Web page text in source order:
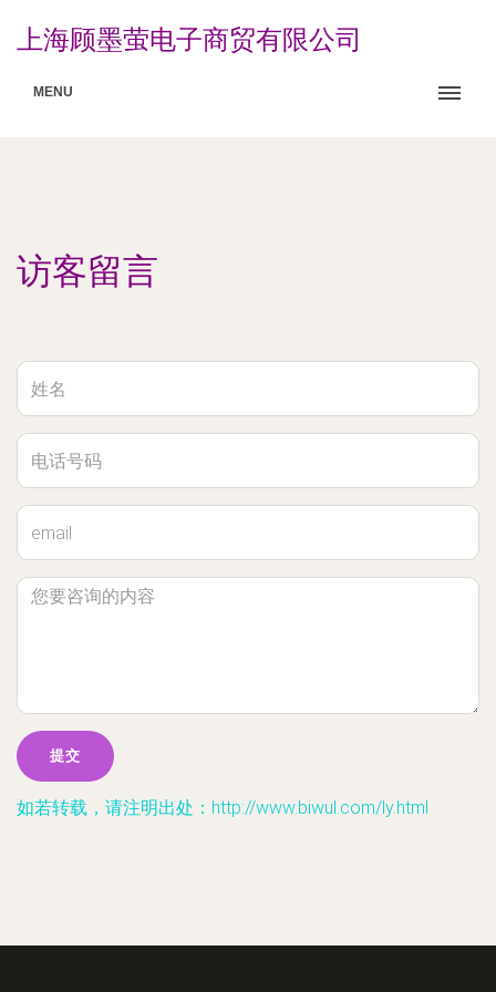
上海顾墨萤电子商贸有限公司
MENU
访客留言
如若转载，请注明出处：http://www.biwul.com/ly.html